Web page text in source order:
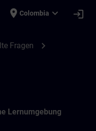
place Colombia expand_more login
Fragen chevron_right
Lernumgebung